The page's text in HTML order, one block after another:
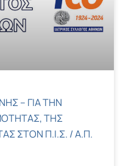
– ΓΙΑ ΤΗΝ
ΤΗΣ
ΣΤΟΝ Π.Ι.Σ. / Α.Π.